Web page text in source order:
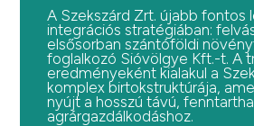
A Szekszárd Zrt. újabb fontos
integrációs stratégiában:
elsősorban szántóföldi
foglalkozó Sióvölgye Kft.-t. A
eredményeként kialakul a
komplex birtokstruktúrája,
nyújt a hosszú távú,
agrárgazdálkodáshoz.